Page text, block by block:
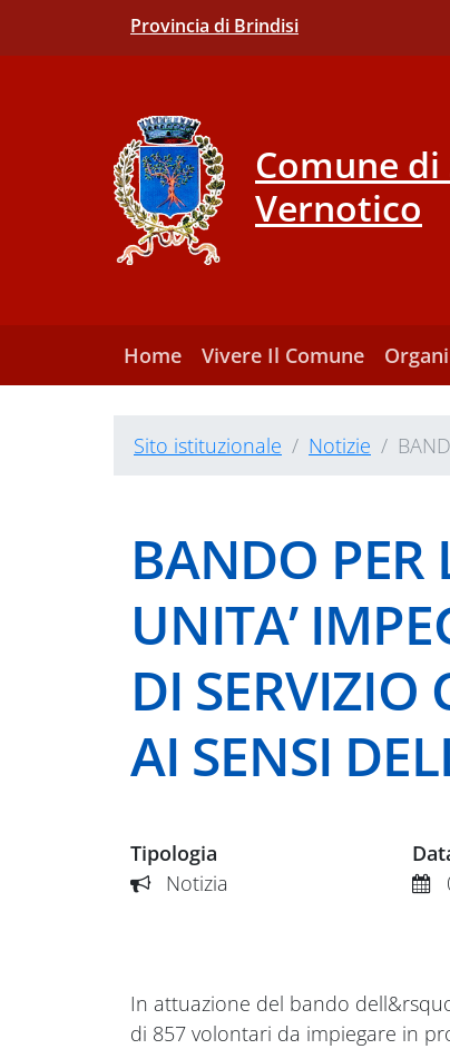
Provincia di Brindisi
Comune
Vernotico
Home Vivere Il Comune
Sito istituzionale Notizie
BANDO PER
UNITA’
DI SERVIZIO
AI SENSI
Tipologia
Notizia
In attuazione del bando
di 857 volontari da impiegare in